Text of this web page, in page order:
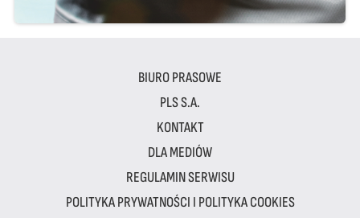
BIURO PRASOWE
PLS S.A.
KONTAKT
DLA MEDIÓW
REGULAMIN SERWISU
POLITYKA PRYWATNOŚCI I POLITYKA COOKIES